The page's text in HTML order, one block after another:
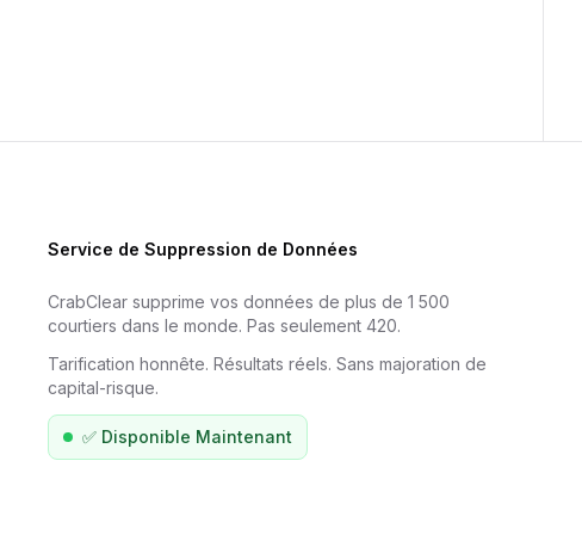
Service de Suppression de Données
CrabClear supprime vos données de plus de 1 500
courtiers dans le monde. Pas seulement 420.
Tarification honnête. Résultats réels. Sans majoration de
capital-risque.
✅ Disponible Maintenant